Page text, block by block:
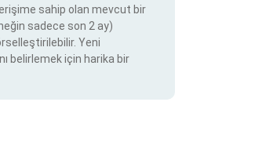
sahip olan mevcut bir
sadece son 2 ay)
Yeni
belirlemek için harika bir